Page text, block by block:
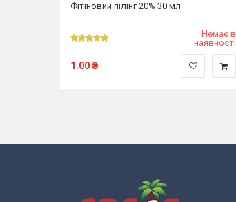
Фітіновий пілінг 20% 30 мл
Немає в
наявності
1.00₴